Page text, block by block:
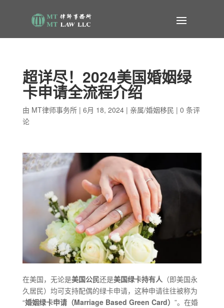
超详尽！2024美国婚姻绿
卡申请全流程介绍
由 MT律师事务所| 6月 18, 2024| 亲属/婚姻移民 | 0 条评
论
在美国，无论是美国公民还是美国绿卡持有人（即美国永
久居民）均可支持配偶的绿卡申请，这种申请往往被称为
“婚姻绿卡申请（Marriage Based Green Card） ”。在婚